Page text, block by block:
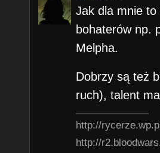
Jak dla mnie to
bohaterów np.
Melpha.
Dobrzy są też
ruch), talent
http://
http://